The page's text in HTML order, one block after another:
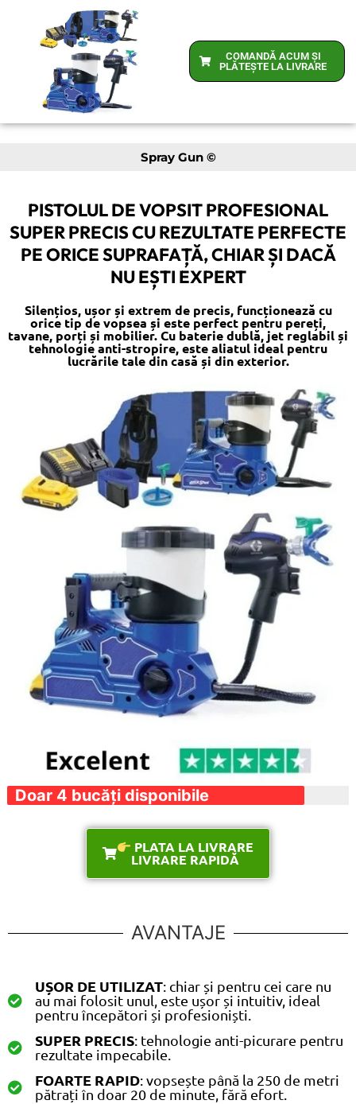
COMANDĂ ACUM ȘI
PLĂTEȘTE LA LIVRARE
Spray Gun ©
PISTOLUL DE VOPSIT PROFESIONAL
SUPER PRECIS CU REZULTATE PERFECTE
PE ORICE SUPRAFAȚĂ, CHIAR ȘI DACĂ
NU EȘTI EXPERT
Silențios, ușor și extrem de precis, funcționează cu
orice tip de vopsea și este perfect pentru pereți,
tavane, porți și mobilier. Cu baterie dublă, jet reglabil și
tehnologie anti-stropire, este aliatul ideal pentru
lucrările tale din casă și din exterior.
Doar 4 bucăți disponibile
PLATA LA LIVRARE
LIVRARE RAPIDĂ
AVANTAJE
UȘOR DE UTILIZAT: chiar și pentru cei care nu
au mai folosit unul, este ușor și intuitiv, ideal
pentru începători și profesioniști.
SUPER PRECIS: tehnologie anti-picurare pentru
rezultate impecabile.
FOARTE RAPID: vopsește până la 250 de metri
pătrați în doar 20 de minute, fără efort.